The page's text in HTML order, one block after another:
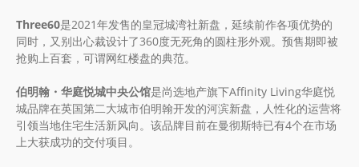
Three60是2021年发售的皇冠城湾社新盘，延续前作各项优势的
同时，又别出心裁设计了360度无死角的圆柱形外观。预售期即被
抢购上百套，可谓网红楼盘的典范。
伯明翰・华庭悦城中央公馆是尚选地产旗下Affinity Living华庭悦
城品牌在英国第二大城市伯明翰开发的河滨新盘，人性化的运营将
引领当地住宅生活新风向。该品牌目前在曼彻斯特已有4个在市场
上大获成功的交付项目。